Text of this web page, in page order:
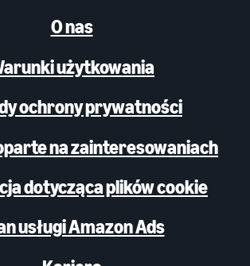
O nas
użytkowania
ochrony prywatności
na zainteresowaniach
dotycząca plików cookie
usługi Amazon Ads